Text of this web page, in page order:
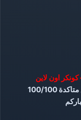
100/100